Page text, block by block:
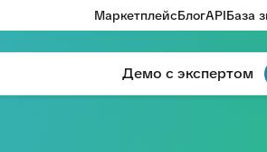
МаркетплейсБлогAPIБаза
Демо с экспертом